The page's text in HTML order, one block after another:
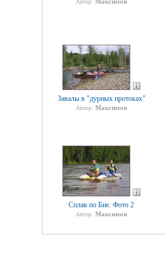
Автор:
Завалы в "дурных протоках"
Автор: Максимов
Сплав по Бие. Фото 2
Автор: Максимов